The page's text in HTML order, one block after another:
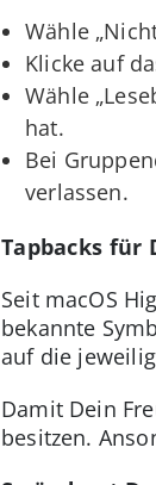
Wähle
Klicke auf
Wähle
hat.
Bei
verlassen.
Tapbacks für
Seit macOS
bekannte
auf die
Damit Dein
besitzen.